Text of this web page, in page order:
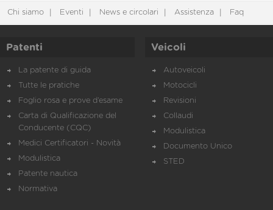
Chi siamo Eventi News e circolari Assistenza Faq
Patenti
La patente di guida
Tutte le pratiche
Foglio rosa e prove d’esame
Carta di Qualificazione del
Conducente (CQC)
Medici Certificatori - Novità
Modulistica
Patente nautica
Normativa
Veicoli
Autoveicoli
Motocicli
Revisioni
Collaudi
Modulistica
Documento Unico
STED